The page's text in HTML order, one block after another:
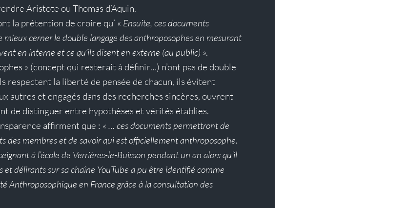
Aristote ou Thomas d’Aquin.
la prétention de croire qu’ « Ensuite, ces documents
cerner le double langage des anthroposophes en mesurant
en interne et ce qu’ils disent en externe (au public) ».
» (concept qui resterait à définir…) n’ont pas de double
respectent la liberté de pensée de chacun, ils évitent
autres et engagés dans des recherches sincères, ouvrent
de distinguer entre hypothèses et vérités établies.
affirment que : « … ces documents permettront de
des membres et de savoir qui est officiellement anthroposophe.
à l’école de Verrières-le-Buisson pendant un an alors qu’il
et délirants sur sa chaîne YouTube a pu être identifié comme
Anthroposophique en France grâce à la consultation des